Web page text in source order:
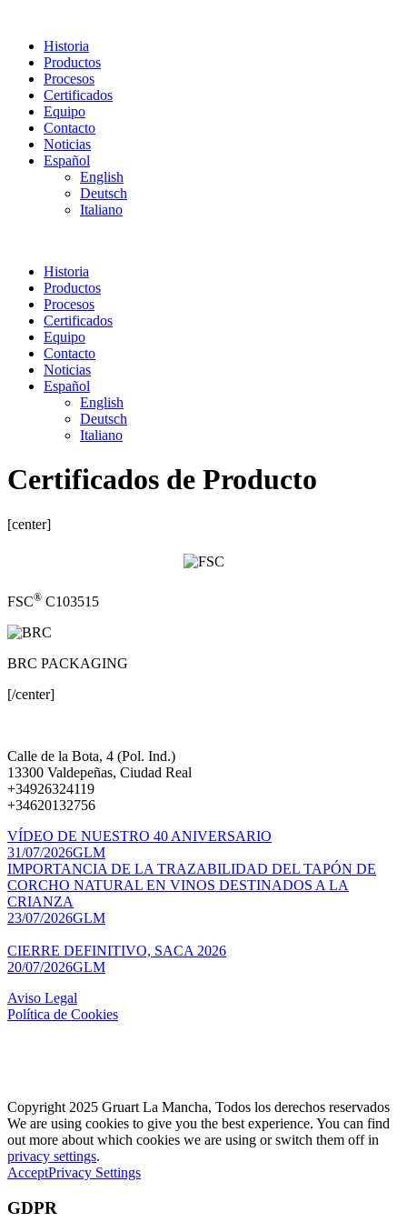
Historia
Productos
Procesos
Certificados
Equipo
Contacto
Noticias
Español
English
Deutsch
Italiano
Historia
Productos
Procesos
Certificados
Equipo
Contacto
Noticias
Español
English
Deutsch
Italiano
Certificados de Producto
[center]
FSC® C103515
BRC PACKAGING
[/center]
Calle de la Bota, 4 (Pol. Ind.)
13300 Valdepeñas, Ciudad Real
+34926324119
+34620132756
VÍDEO DE NUESTRO 40 ANIVERSARIO
31/07/2026GLM
IMPORTANCIA DE LA TRAZABILIDAD DEL TAPÓN DE
CORCHO NATURAL EN VINOS DESTINADOS A LA
CRIANZA
23/07/2026GLM
CIERRE DEFINITIVO, SACA 2026
20/07/2026GLM
Aviso Legal
Política de Cookies
Copyright 2025 Gruart La Mancha, Todos los derechos reservados
We are using cookies to give you the best experience. You can find
out more about which cookies we are using or switch them off in
privacy settings.
AcceptPrivacy Settings
GDPR